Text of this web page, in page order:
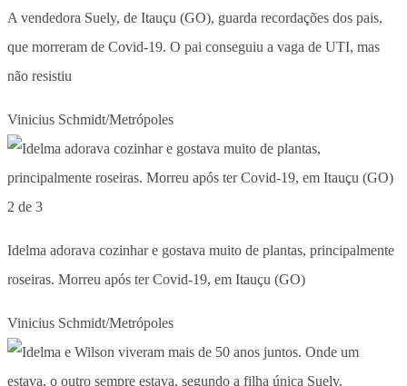
A vendedora Suely, de Itauçu (GO), guarda recordações dos pais,
que morreram de Covid-19. O pai conseguiu a vaga de UTI, mas
não resistiu
Vinicius Schmidt/Metrópoles
2 de 3
Idelma adorava cozinhar e gostava muito de plantas, principalmente
roseiras. Morreu após ter Covid-19, em Itauçu (GO)
Vinicius Schmidt/Metrópoles